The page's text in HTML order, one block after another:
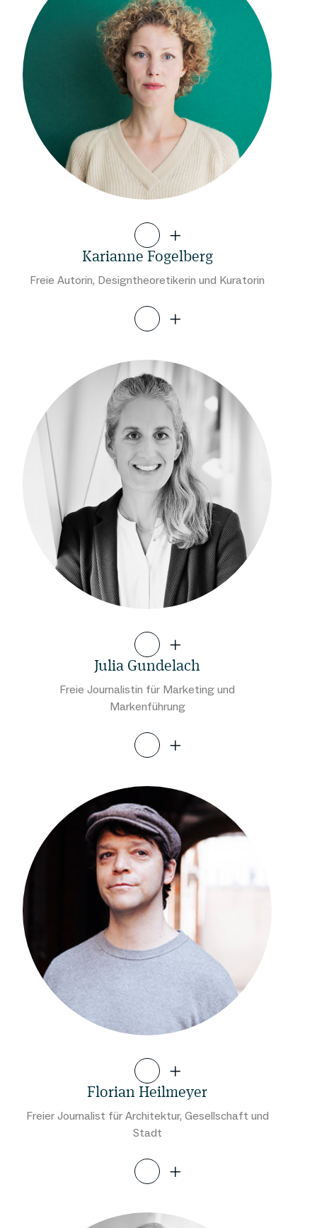
Karianne Fogelberg
Freie Autorin, Designtheoretikerin und Kuratorin
Julia Gundelach
Freie Journalistin für Marketing und
Markenführung
Florian Heilmeyer
Freier Journalist für Architektur, Gesellschaft und
Stadt